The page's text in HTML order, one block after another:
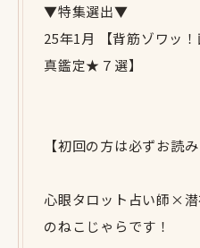
▼特集選出▼
25年1月 【背筋ゾワッ
真鑑定★７選】
【初回の方は必ずお読み
心眼タロット占い師×
のねこじゃらです！